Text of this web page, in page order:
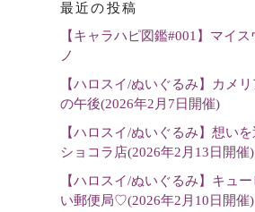
を
選
最近の投稿
【キャラハピ図鑑#001】マイ
ノ
【ハロスイ/ぬいぐるみ】カメ
の午後(2026年2月7日開催)
【ハロスイ/ぬいぐるみ】想い
ショコラ店(2026年2月13日開催)
【ハロスイ/ぬいぐるみ】キュ
い郵便局♡(2026年2月10日開催)